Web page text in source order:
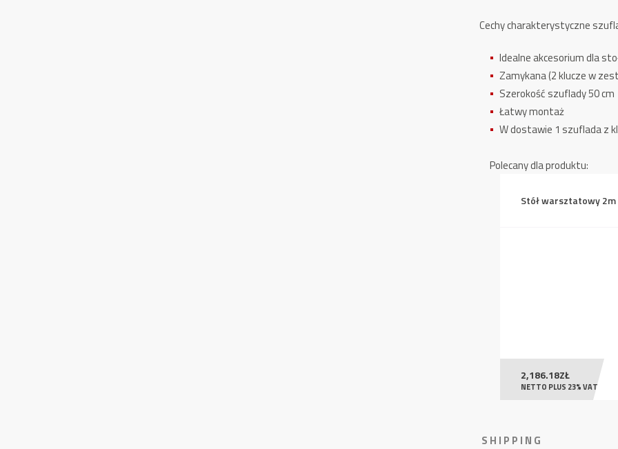
Cechy charakterystyczne
Idealne akcesorium dla
Zamykana (2 klucze w
Szerokość szuflady 50 cm
Łatwy montaż
W dostawie 1 szuflada z
Polecany dla produktu:
Stół warsztatowy 2m
2,186.18ZŁ
NETTO PLUS 23% VAT
S H I P P I N G